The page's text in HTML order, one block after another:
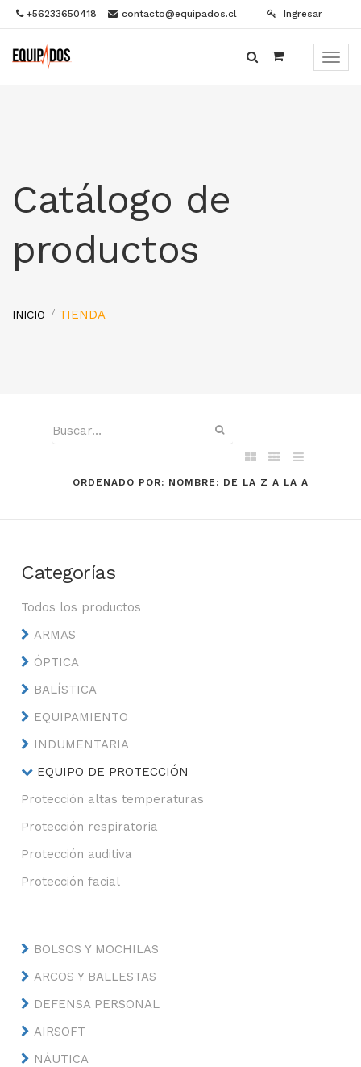
+56233650418 contacto@equipados.cl Ingresar
Menú
Catálogo de
productos
INICIO TIENDA
ORDENADO POR: NOMBRE: DE LA Z A LA A
Categorías
Todos los productos
ARMAS
ÓPTICA
BALÍSTICA
EQUIPAMIENTO
INDUMENTARIA
EQUIPO DE PROTECCIÓN
Protección altas temperaturas
Protección respiratoria
Protección auditiva
Protección facial
BOLSOS Y MOCHILAS
ARCOS Y BALLESTAS
DEFENSA PERSONAL
AIRSOFT
NÁUTICA